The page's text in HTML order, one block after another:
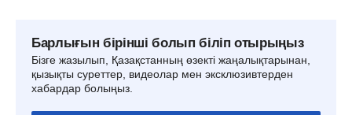
Барлығын бірінші болып біліп отырыңыз
Бізге жазылып, Қазақстанның өзекті жаңалықтарынан,
қызықты суреттер, видеолар мен эксклюзивтерден
хабардар болыңыз.